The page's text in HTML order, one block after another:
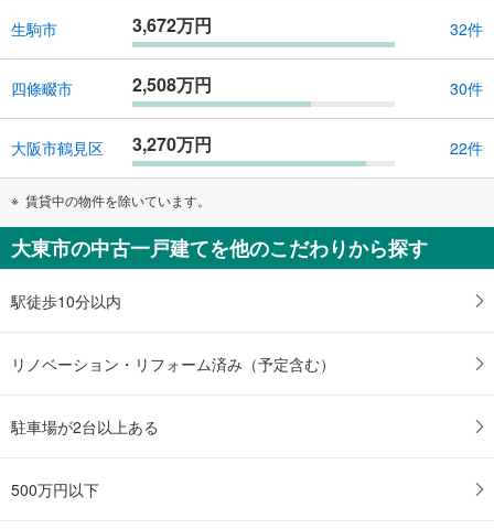
生駒市 3,672万円 32件
四條畷市 2,508万円 30件
大阪市鶴見区 3,270万円 22件
賃貸中の物件を除いています。
大東市の中古一戸建てを他のこだわりから探す
駅徒歩10分以内
リノベーション・リフォーム済み（予定含む）
駐車場が2台以上ある
500万円以下